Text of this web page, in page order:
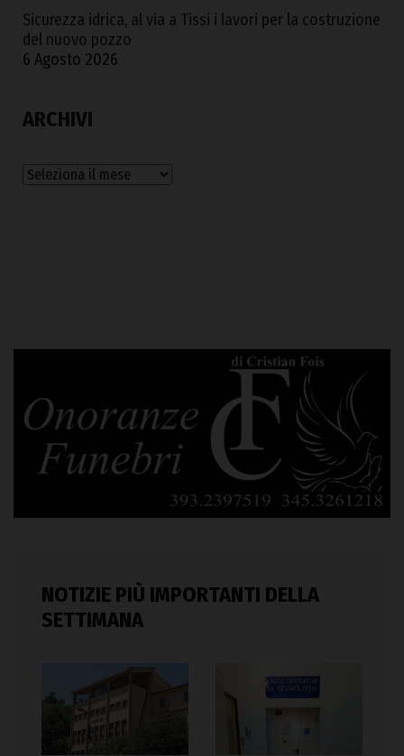
Sicurezza idrica, al via a Tissi i lavori per la costruzione
del nuovo pozzo
6 Agosto 2026
ARCHIVI
Archivi
NOTIZIE PIÙ IMPORTANTI DELLA
SETTIMANA